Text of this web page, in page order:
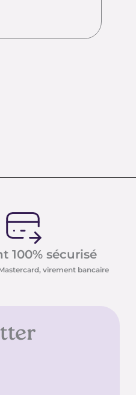
100% sécurisé
virement bancaire